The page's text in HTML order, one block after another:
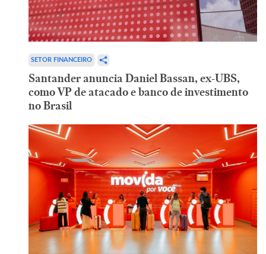
SETOR FINANCEIRO
Santander anuncia Daniel Bassan, ex-UBS,
como VP de atacado e banco de investimento
no Brasil